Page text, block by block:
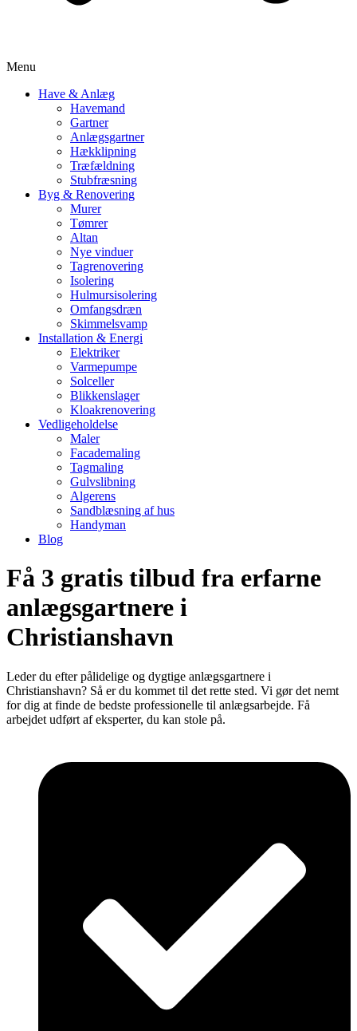
Menu
Have & Anlæg
Havemand
Gartner
Anlægsgartner
Hækklipning
Træfældning
Stubfræsning
Byg & Renovering
Murer
Tømrer
Altan
Nye vinduer
Tagrenovering
Isolering
Hulmursisolering
Omfangsdræn
Skimmelsvamp
Installation & Energi
Elektriker
Varmepumpe
Solceller
Blikkenslager
Kloakrenovering
Vedligeholdelse
Maler
Facademaling
Tagmaling
Gulvslibning
Algerens
Sandblæsning af hus
Handyman
Blog
Få 3 gratis tilbud fra erfarne
anlægsgartnere i
Christianshavn
Leder du efter pålidelige og dygtige anlægsgartnere i
Christianshavn? Så er du kommet til det rette sted. Vi gør det nemt
for dig at finde de bedste professionelle til anlægsarbejde. Få
arbejdet udført af eksperter, du kan stole på.